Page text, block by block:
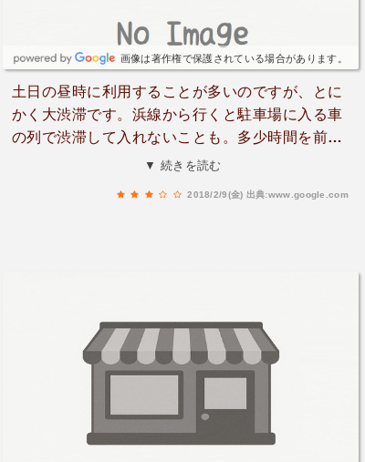
画像は著作権で保護されている場合があります。
土日の昼時に利用することが多いのですが、とに
かく大渋滞です。浜線から行くと駐車場に入る車
の列で渋滞して入れないことも。多少時間を前後
にズラしても大渋滞です。駐車場整理の警備員を
▼ 続きを読む
2018/2/9(金) 出典:www.google.com